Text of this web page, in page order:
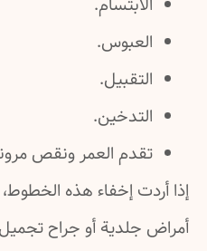
الابتسام.
العبوس.
التقبيل.
التدخين.
تقدم العمر ونقص
إذا أردت إخفاء هذه
أمراض جلدية أو جراح